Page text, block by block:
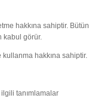
hakkına sahiptir. Bütün
kabul görür.
hakkına sahiptir.
tanımlamalar